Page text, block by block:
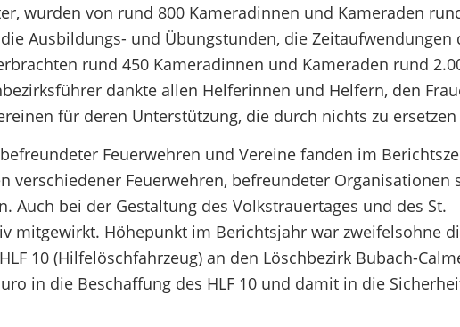
wurden von rund 800 Kameradinnen und Kameraden
Ausbildungs- und Übungstunden, die Zeitaufwendungen
rund 450 Kameradinnen und Kameraden rund
dankte allen Helferinnen und Helfern, den
für deren Unterstützung, die durch nichts zu ersetzen
Feuerwehren und Vereine fanden im
verschiedener Feuerwehren, befreundeter Organisationen
Auch bei der Gestaltung des Volkstrauertages und des St.
mitgewirkt. Höhepunkt im Berichtsjahr war zweifelsohne
10 (Hilfelöschfahrzeug) an den Löschbezirk Bubach-
in die Beschaffung des HLF 10 und damit in die